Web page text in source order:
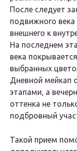
После следует
подвижного века
внешнего к
На последнем
века
выбранных
Дневной мейкап
этапами, а
оттенка не
подбровный
Такой прием